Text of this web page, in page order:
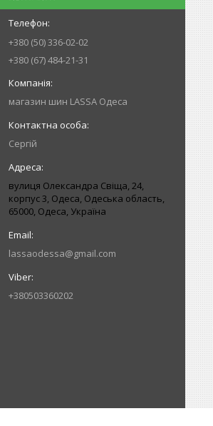
+380 (50) 336-02-02
+380 (67) 484-21-31
магазин шин LASSA Одеса
Сергій
вулиця Олександра Свіща, 24,
корпус 3, Одеса, Одеська область,
65000, Одеса, Україна
lassaodessa@gmail.com
+380503360202